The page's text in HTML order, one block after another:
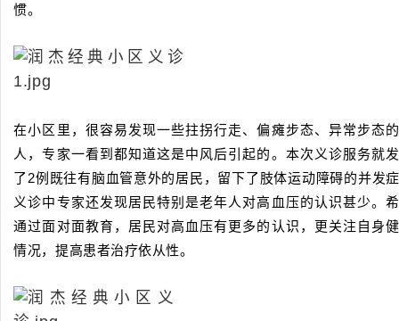
惯。
在小区里，很容易发现一些拄拐行走、偏瘫步态、异常步态
人，专家一看到都知道这是中风后引起的。本次义诊服务就
了2例既往有脑血管意外的居民，留下了肢体运动障碍的并发
义诊中专家还发现居民特别是老年人对高血压的认识甚少。
通过面对面教育，居民对高血压有更多的认识，更关注自身
情况，提高患者治疗依从性。